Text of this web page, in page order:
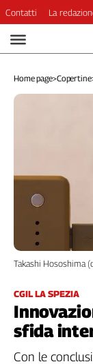
Video
Dirette
Longform
Ambiente
Welfare
Internazionale
Culture
Categorie
Filcams
Filctem
Fillea
Contatti La
Home page>Copertine
CGIL LA SPEZIA
sfida
Takashi Hososhima
Con le